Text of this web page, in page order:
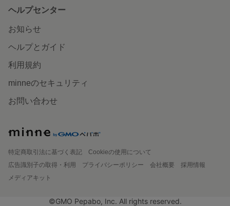
ヘルプセンター
お知らせ
ヘルプとガイド
利用規約
minneのセキュリティ
お問い合わせ
特定商取引法に基づく表記
Cookieの使用について
広告識別子の取得・利用
プライバシーポリシー 会社概要
採用情報
メディアキット
©GMO Pepabo, Inc. All rights reserved.